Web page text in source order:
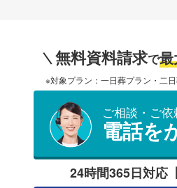
無料資料請求で
※対象プラン：一日葬プラン・二
ご相談・ご
電話を
24時間365日対応